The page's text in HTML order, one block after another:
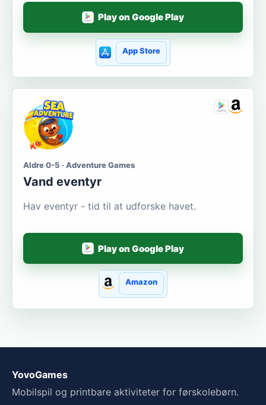
Play on Google Play
App Store
Aldre 0-5 · Adventure Games
Vand eventyr
Hav eventyr - tid til at udforske havet.
Play on Google Play
Amazon
YovoGames
Mobilspil og printbare aktiviteter for førskolebørn.